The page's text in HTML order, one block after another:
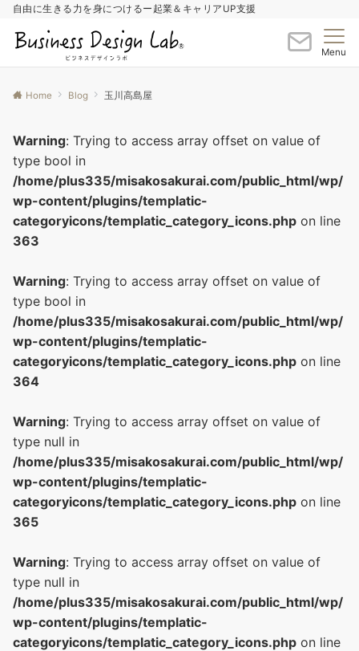
自由に生きる力を身につけるー起業＆キャリアUP支援
Menu
Home Blog 玉川高島屋
Warning: Trying to access array offset on value of
type bool in
/home/plus335/misakosakurai.com/public_html/wp/
wp-content/plugins/templatic-
categoryicons/templatic_category_icons.php on line
363
Warning: Trying to access array offset on value of
type bool in
/home/plus335/misakosakurai.com/public_html/wp/
wp-content/plugins/templatic-
categoryicons/templatic_category_icons.php on line
364
Warning: Trying to access array offset on value of
type null in
/home/plus335/misakosakurai.com/public_html/wp/
wp-content/plugins/templatic-
categoryicons/templatic_category_icons.php on line
365
Warning: Trying to access array offset on value of
type null in
/home/plus335/misakosakurai.com/public_html/wp/
wp-content/plugins/templatic-
categoryicons/templatic_category_icons.php on line